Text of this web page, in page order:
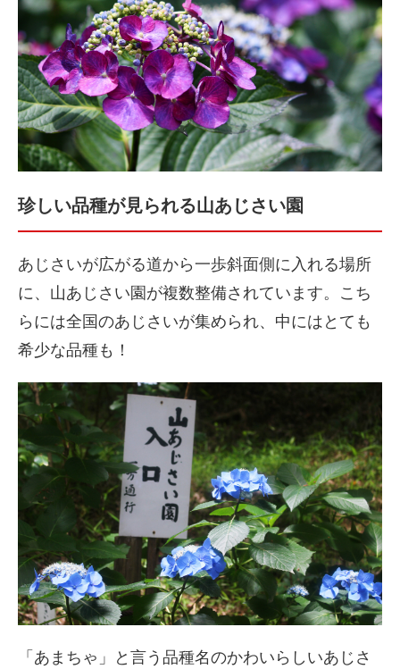
珍しい品種が見られる山あじさい園
あじさいが広がる道から一歩斜面側に入れる場所
に、山あじさい園が複数整備されています。こち
らには全国のあじさいが集められ、中にはとても
希少な品種も！
「あまちゃ」と言う品種名のかわいらしいあじさ